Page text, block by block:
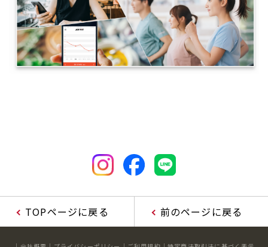
TOPページに戻る 前のページに戻る